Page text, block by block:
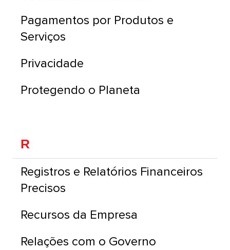
Pagamentos por Produtos e
Serviços
Privacidade
Protegendo o Planeta
R
Registros e Relatórios Financeiros
Precisos
Recursos da Empresa
Relações com o Governo